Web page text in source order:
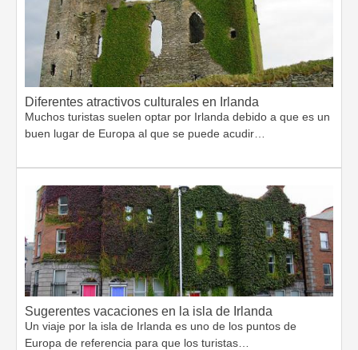
Diferentes atractivos culturales en Irlanda
Muchos turistas suelen optar por Irlanda debido a que es un
buen lugar de Europa al que se puede acudir…
Sugerentes vacaciones en la isla de Irlanda
Un viaje por la isla de Irlanda es uno de los puntos de
Europa de referencia para que los turistas…